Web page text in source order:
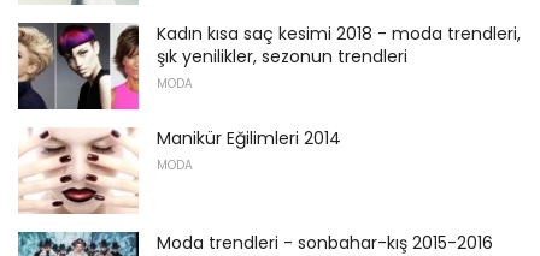
Kadın kısa saç kesimi 2018 - moda trendleri,
şık yenilikler, sezonun trendleri
MODA
Manikür Eğilimleri 2014
MODA
Moda trendleri - sonbahar-kış 2015-2016